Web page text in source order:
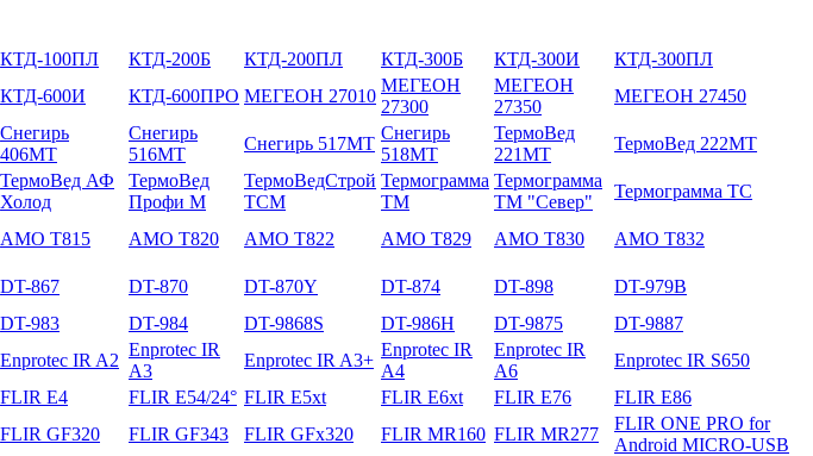
КТД-100ПЛ КТД-200Б КТД-200ПЛ КТД-300Б КТД-300И
КТД-300ПЛ
КТД-600И КТД-600ПРО МЕГЕОН 27010
МЕГЕОН
27300
МЕГЕОН
27350
МЕГЕОН 27450
Снегирь
406МТ
Снегирь
516МТ
Снегирь 517МТ
Снегирь
518МТ
ТермоВед
221МТ
ТермоВед 222МТ
ТермоВед АФ
Холод
ТермоВед
Профи М
ТермоВедСтрой
ТСМ
Термограмма
ТМ
Термограмма
ТМ "Север"
Термограмма ТС
AMO T815 AMO T820 AMO T822 AMO T829 AMO T830 AMO T832
DT-867 DT-870 DT-870Y DT-874 DT-898
DT-979B
DT-983 DT-984 DT-9868S DT-986H DT-9875
DT-9887
Enprotec IR A2
Enprotec IR
A3
Enprotec IR A3+
Enprotec IR
A4
Enprotec IR
A6
Enprotec IR S650
FLIR E4 FLIR E54/24° FLIR E5xt FLIR E6xt FLIR E76
FLIR E86
FLIR GF320 FLIR GF343 FLIR GFх320 FLIR MR160 FLIR MR277
FLIR ONE PRO for
Android MICRO-USB